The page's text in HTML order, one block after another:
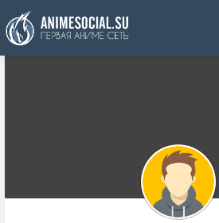
Funding